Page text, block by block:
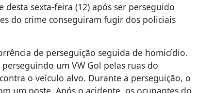
sexta-feira (12) após ser perseguido
do crime conseguiram fugir dos policiais
de perseguição seguida de homicídio.
um VW Gol pelas ruas do
o veículo alvo. Durante a perseguição, o
um poste. Após o acidente, os ocupantes do